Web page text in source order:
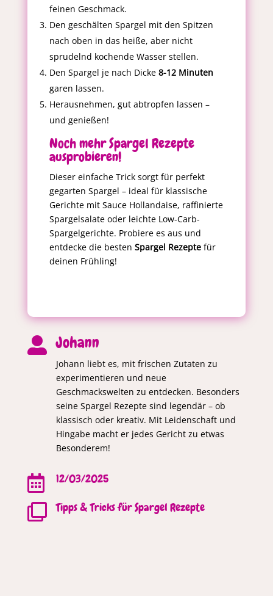
feinen Geschmack.
Den geschälten Spargel mit den Spitzen
nach oben in das heiße, aber nicht
sprudelnd kochende Wasser stellen.
Den Spargel je nach Dicke 8-12 Minuten
garen lassen.
Herausnehmen, gut abtropfen lassen –
und genießen!
Noch mehr Spargel Rezepte
ausprobieren!
Dieser einfache Trick sorgt für perfekt
gegarten Spargel – ideal für klassische
Gerichte mit Sauce Hollandaise, raffinierte
Spargelsalate oder leichte Low-Carb-
Spargelgerichte. Probiere es aus und
entdecke die besten Spargel Rezeptefür
deinen Frühling!
 Johann
Johann liebt es, mit frischen Zutaten zu
experimentieren und neue
Geschmackswelten zu entdecken. Besonders
seine Spargel Rezepte sind legendär – ob
klassisch oder kreativ. Mit Leidenschaft und
Hingabe macht er jedes Gericht zu etwas
Besonderem!
 12/03/2025
 Tipps & Tricks für Spargel Rezepte